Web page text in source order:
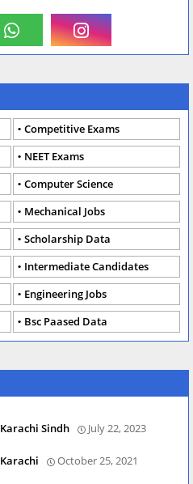
Competitive Exams
NEET Exams
Computer Science
Mechanical Jobs
Scholarship Data
Intermediate Candidates
Engineering Jobs
Bsc Paased Data
Sindh July 22, 2023
October 25, 2021